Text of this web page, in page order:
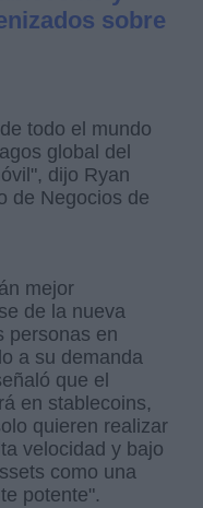
sobre
todo el mundo
global del
dijo Ryan
de Negocios de
mejor
de la nueva
personas en
a su demanda
que el
en stablecoins,
quieren realizar
velocidad y bajo
como una
potente".